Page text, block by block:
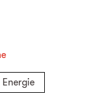
Energie